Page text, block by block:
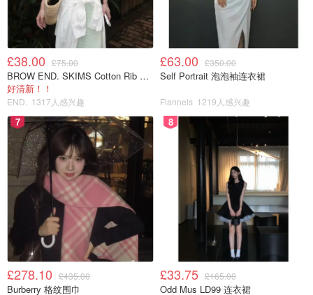
图片来源于Canary Islands，版权属于原作者
7. Siam Park
地址：Av. Siam, s/n, 38660 Costa Adeje, Santa Cruz de
Tenerife, Spain
票价：非当地人42欧
£38.00 £75.00
BROW END. SKIMS Cotton Rib 长款背心连衣裙 薄荷绿
好清新！！
END. 1317人感兴趣
£63.00 £350.00
Self Portrait 泡泡袖连衣裙
Flannels 1219人感兴趣
7
£278.10 £435.00
Burberry 格纹围巾
8
£33.75 £165.00
Odd Mus LD99 连衣裙